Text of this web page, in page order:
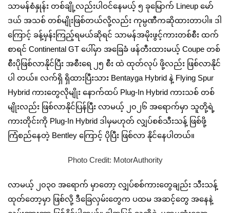
သာမန်စံနှုန်း တစ်ချို့လည်းပါဝင်နေမယ့် ၅ ခုမြောက် Lineup မော်
ဒယ် အသစ် တစ်မျိုးဖြစ်တယ်လို့လည်း ကုမ္ပဏီကဆိုထားတာပါ။ ဒါ
ကြောင့် ခန့်မှန်းကြည့်ရမယ်ဆိုရင် သာမန်အမိုးဖွင့်ကားတစ်စီး ထက်
စာရင် Continental GT ပေါ်မှာ အခြေခံ ဖန်တီးထားမယ့် Coupe တစ်
စီးပိုဖြစ်လာနိုင်ပြီး အစီးရေ ၂၅ စီး ထဲ ထုတ်လုပ် ဖို့လည်း ဖြစ်လာနိုင်
ပါ တယ်။ လက်ရှိ ရှိထားပြီးသား Bentayga Hybrid နဲ့ Flying Spur
Hybrid ကားတွေလိုမျိုး နောက်ထပ် Plug-In Hybrid ကားသစ် တစ်
မျိုးလည်း ဖြစ်လာနိုင်ပြန်ပြီး လာမယ့် ၂၀၂၆ အရောက်မှာ သူတို့ရဲ့
ကားတိုင်းကို Plug-In Hybrid ဒါမှမဟုတ် လျှပ်စစ်သီးသန့် ဖြစ်ဖို့
ကြံစည်နေတဲ့ Bentley ကြောင့် ပိုပြီး ဖြစ်လာ နိုင်နေပါတယ်။
Photo Credit: MotorAuthority
လာမယ့် ၂၀၃၀ အရောက် မှာတော့ လျှပ်စစ်ကားတွေချည်း သီးသန့်
ထုတ်တော့မှာ ဖြစ်လို့ ဒီခြေလှမ်းတွေက ပထမ အဆင့်တွေ အနေနဲ့